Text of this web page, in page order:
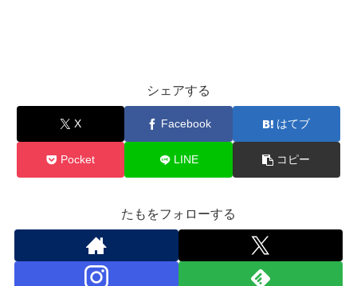
シェアする
X Facebook はてブ
Pocket LINE コピー
たもをフォローする